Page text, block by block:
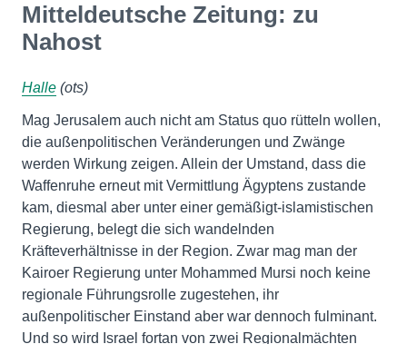
Mitteldeutsche Zeitung: zu
Nahost
Halle (ots)
Mag Jerusalem auch nicht am Status quo rütteln wollen,
die außenpolitischen Veränderungen und Zwänge
werden Wirkung zeigen. Allein der Umstand, dass die
Waffenruhe erneut mit Vermittlung Ägyptens zustande
kam, diesmal aber unter einer gemäßigt-islamistischen
Regierung, belegt die sich wandelnden
Kräfteverhältnisse in der Region. Zwar mag man der
Kairoer Regierung unter Mohammed Mursi noch keine
regionale Führungsrolle zugestehen, ihr
außenpolitischer Einstand aber war dennoch fulminant.
Und so wird Israel fortan von zwei Regionalmächten